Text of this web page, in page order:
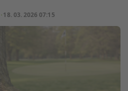
18. 03. 2026 07:15